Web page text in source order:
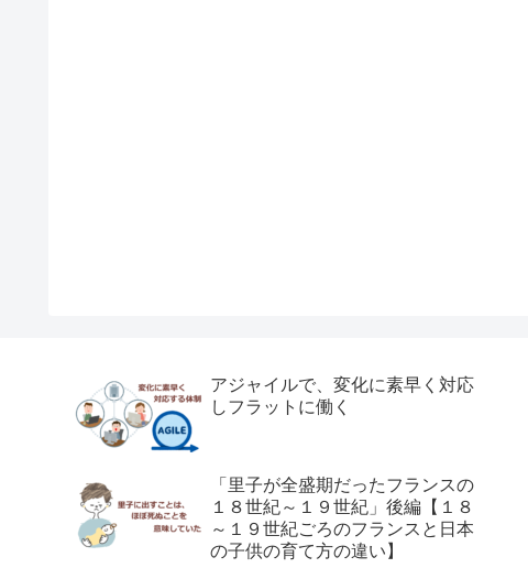
アジャイルで、変化に素早く対応
しフラットに働く
「里子が全盛期だったフランスの
１８世紀～１９世紀」後編【１８
～１９世紀ごろのフランスと日本
の子供の育て方の違い】